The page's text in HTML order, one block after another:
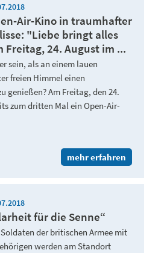
Air-Kino in traumhafter
"Liebe bringt alles
Freitag, 24. August im ...
sein, als an einem lauen
freien Himmel einen
genießen? Am Freitag, den 24.
zum dritten Mal ein Open-Air-
mehr erfahren
für die Senne“
Soldaten der britischen Armee mit
werden am Standort